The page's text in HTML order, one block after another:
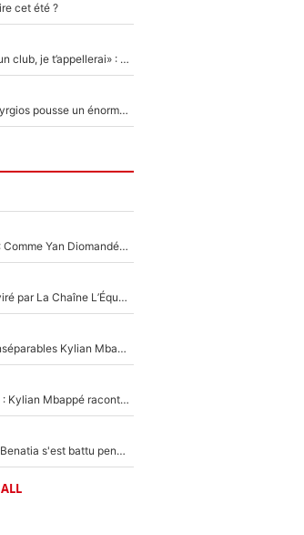
cet été ?
Mercato - OM - «Dès que je prends un club, je t’appellerai» : La promesse de Marcelino au moment de claquer la porte
Victime de racisme contre Murray, Kyrgios pousse un énorme coup de gueule !
Antoine Griezmann et N'Golo Kanté : Comme Yan Diomandé, les deux champions du monde ont refusé de signer au PSG !
Un chroniqueur de L’Équipe du Soir viré par La Chaîne L’Équipe : Même Olivier Ménard n’avait pas pu empêcher son départ, «je l’ai appris sur Twitter, je l’ai vécu assez mal»
Loin du Real Madrid et du PSG, les inséparables Kylian Mbappé et Achraf Hakimi changent d'équipe le temps d'une journée !
«Je ne sais pas pourquoi j’ai dit ça...» : Kylian Mbappé raconte sa première rencontre avec Zinédine Zidane (et c’est très drôle)
Départ de Roberto De Zerbi - Medhi Benatia s'est battu pendant six mois pour le retenir à l'OM, le PSG a été le naufrage de trop : «Je pars avec toi»